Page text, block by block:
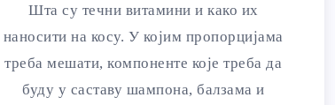
Шта су течни витамини и како их
наносити на косу. У којим пропорцијама
треба мешати, компоненте које треба да
буду у саставу шампона, балзама и